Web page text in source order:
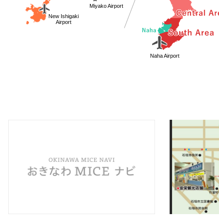
New Ishigaki
Airport
Miyako Airport
Naha Airport